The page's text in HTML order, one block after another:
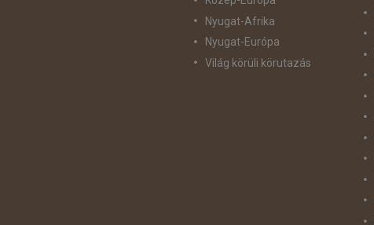
Nyugat-Afrika
Nyugat-Európa
Világ körüli körutazás